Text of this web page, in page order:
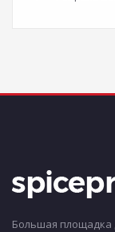
Большая площадка